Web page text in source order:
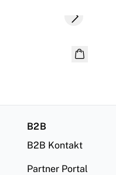
Next slide
B2B
B2B Kontakt
Partner Portal